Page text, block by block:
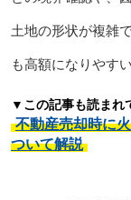
土地の形状が複雑
も高額になりやす
▼この記事も読まれ
不動産売却時に
ついて解説